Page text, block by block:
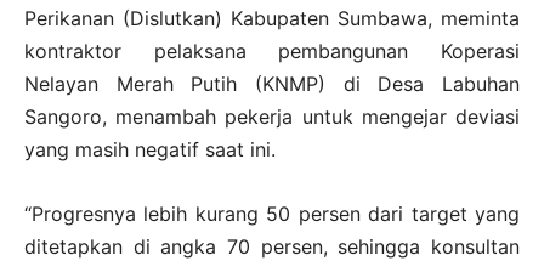
Perikanan (Dislutkan) Kabupaten Sumbawa, meminta
kontraktor pelaksana pembangunan Koperasi
Nelayan Merah Putih (KNMP) di Desa Labuhan
Sangoro, menambah pekerja untuk mengejar deviasi
yang masih negatif saat ini.
“Progresnya lebih kurang 50 persen dari target yang
ditetapkan di angka 70 persen, sehingga konsultan